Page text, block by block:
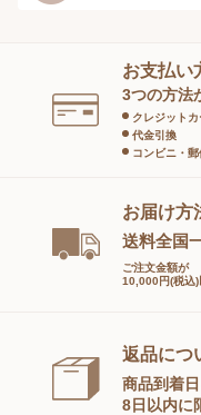
スキンケアグッズ
お支払い
3つの方法
クレジット
代金引換
コンビニ・郵
お届け方
送料全国
ご注文金額が
10,000円(税込)
返品につ
商品到着
8日以内に